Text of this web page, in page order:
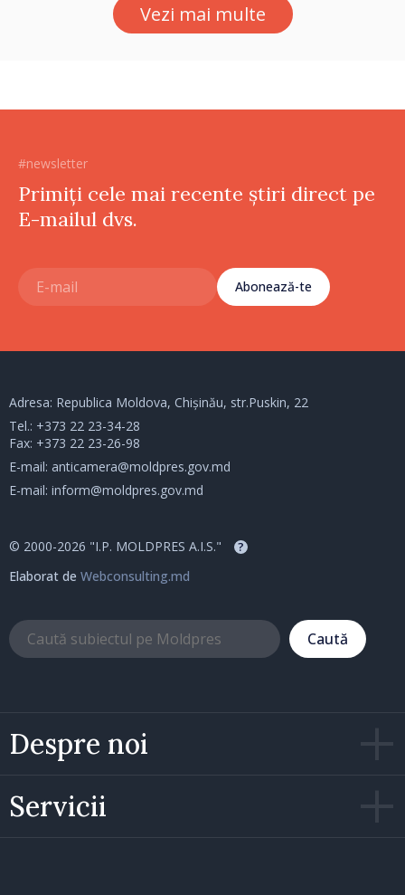
Vezi mai multe
#newsletter
Primiți cele mai recente știri direct pe
E-mailul dvs.
Abonează-te
Despre noi
Servicii
Adresa: Republica Moldova, Chișinău, str.Puskin, 22
Tel.: +373 22 23-34-28
Fax: +373 22 23-26-98
E-mail: anticamera@moldpres.gov.md
E-mail: inform@moldpres.gov.md
© 2000-2026 "I.P. MOLDPRES A.I.S." ?
Elaborat de Webconsulting.md
Caută